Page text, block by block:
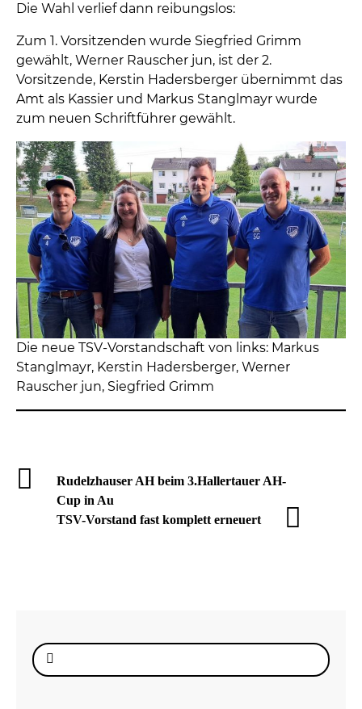
Die Wahl verlief dann reibungslos:
Zum 1. Vorsitzenden wurde Siegfried Grimm
gewählt, Werner Rauscher jun, ist der 2.
Vorsitzende, Kerstin Hadersberger übernimmt das
Amt als Kassier und Markus Stanglmayr wurde
zum neuen Schriftführer gewählt.
Die neue TSV-Vorstandschaft von links: Markus
Stanglmayr, Kerstin Hadersberger, Werner
Rauscher jun, Siegfried Grimm
Rudelzhauser AH beim 3.Hallertauer AH-
Cup in Au
TSV-Vorstand fast komplett erneuert
Suche
nach: